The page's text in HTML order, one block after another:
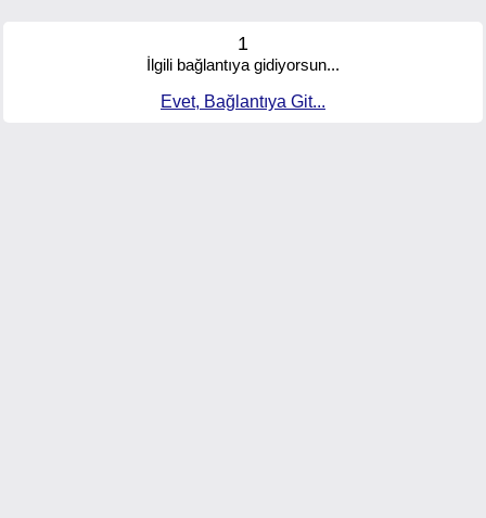
1
İlgili bağlantıya gidiyorsun...
Evet, Bağlantıya Git...